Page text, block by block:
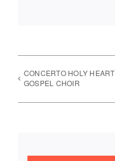
CONCERTO HOLY HEART
GOSPEL CHOIR